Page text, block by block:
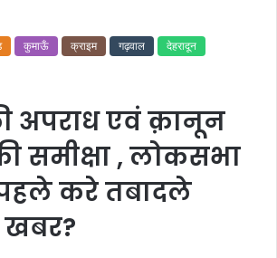
कुमाऊँ क्राइम गढ़वाल देहरादून
अपराध एवं क़ानून
समीक्षा , लोकसभा
करे तबादले
खबर?